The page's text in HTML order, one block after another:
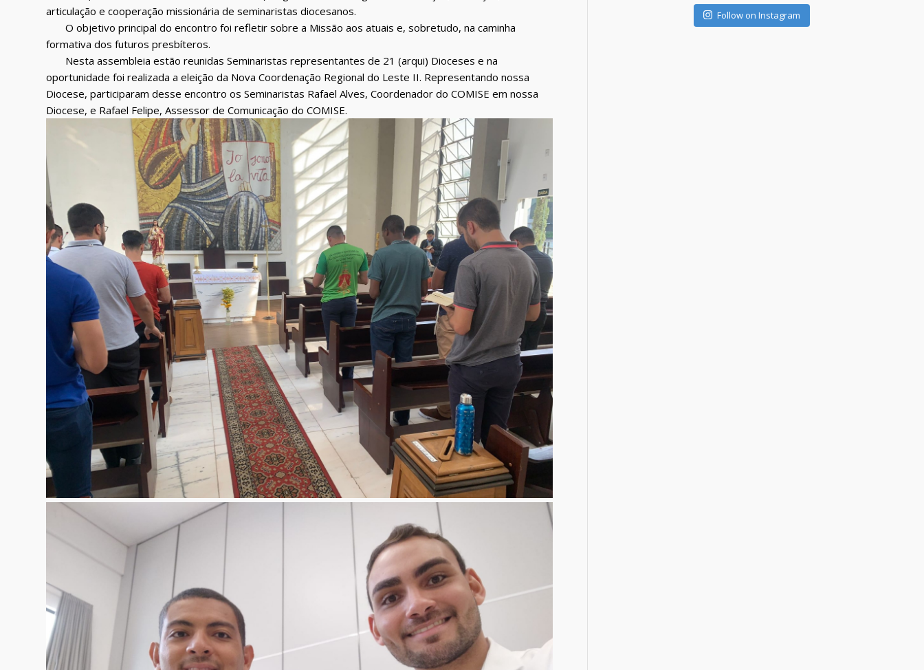
articulação e cooperação missionária de seminaristas diocesanos.
O objetivo principal do encontro foi refletir sobre a Missão aos atuais e, sobretudo, na caminha
formativa dos futuros presbíteros.
Nesta assembleia estão reunidas Seminaristas representantes de 21 (arqui) Dioceses e na
oportunidade foi realizada a eleição da Nova Coordenação Regional do Leste II. Representando nossa
Diocese, participaram desse encontro os Seminaristas Rafael Alves, Coordenador do COMISE em nossa
Diocese, e Rafael Felipe, Assessor de Comunicação do COMISE.
Follow on Instagram